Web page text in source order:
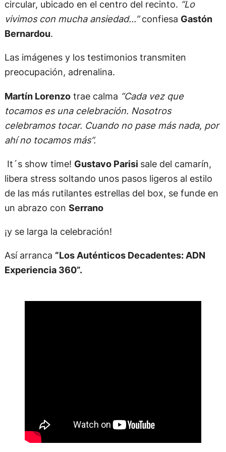
circular, ubicado en el centro del recinto. “Lo
vivimos con mucha ansiedad…”confiesa Gastón
Bernardou.
Las imágenes y los testimonios transmiten
preocupación, adrenalina.
Martín Lorenzotrae calma “Cada vez que
tocamos es una celebración. Nosotros
celebramos tocar. Cuando no pase más nada, por
ahí no tocamos más”.
It´s show time! Gustavo Parisi sale del camarín,
libera stress soltando unos pasos ligeros al estilo
de las más rutilantes estrellas del box, se funde en
un abrazo con Serrano
¡y se larga la celebración!
Así arranca “Los Auténticos Decadentes: ADN
Experiencia 360”.